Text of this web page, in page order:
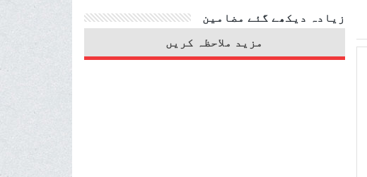
زیادہ دیکھے گئے مضامین
مزید ملاحظہ کریں